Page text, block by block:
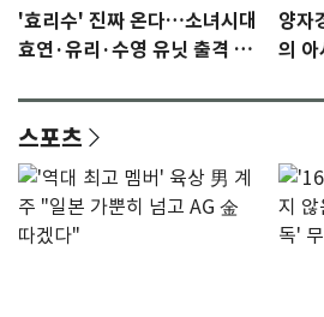
'효리수' 진짜 온다…소녀시대
효연·유리·수영 유닛 출격 [N
양자
의
스포츠